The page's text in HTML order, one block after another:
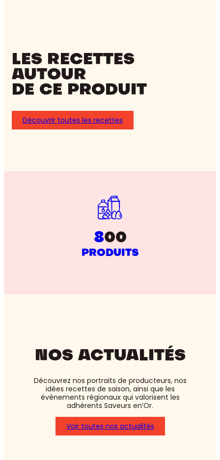
LES RECETTES
AUTOUR
DE CE PRODUIT
Découvrir toutes les recettes
800
PRODUITS
NOS ACTUALITÉS
Découvrez nos portraits de producteurs, nos
idées recettes de saison, ainsi que les
événements régionaux qui valorisent les
adhérents Saveurs en’Or.
Voir toutes nos actualités